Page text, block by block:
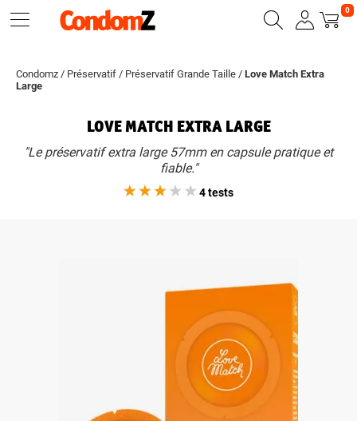
0
Condomz / Préservatif / Préservatif Grande Taille / Love Match Extra
Large
LOVE MATCH EXTRA LARGE
"Le préservatif extra large 57mm en capsule pratique et
fiable."
4 tests